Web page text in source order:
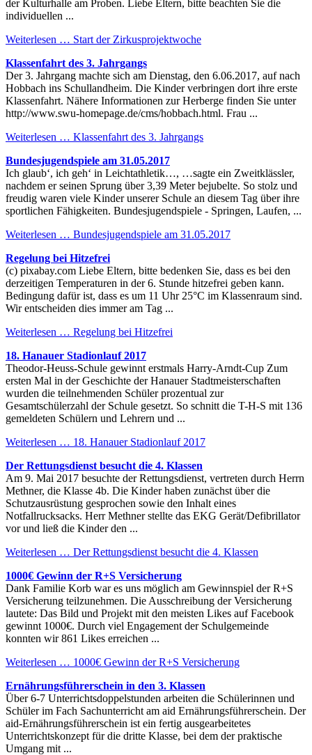
der Kulturhalle am Proben. Liebe Eltern, bitte beachten Sie die
individuellen ...
Weiterlesen … Start der Zirkusprojektwoche
Klassenfahrt des 3. Jahrgangs
Der 3. Jahrgang machte sich am Dienstag, den 6.06.2017, auf nach
Hobbach ins Schullandheim. Die Kinder verbringen dort ihre erste
Klassenfahrt. Nähere Informationen zur Herberge finden Sie unter
http://www.swu-homepage.de/cms/hobbach.html. Frau ...
Weiterlesen … Klassenfahrt des 3. Jahrgangs
Bundesjugendspiele am 31.05.2017
Ich glaub‘, ich geh‘ in Leichtathletik…, …sagte ein Zweitklässler,
nachdem er seinen Sprung über 3,39 Meter bejubelte. So stolz und
freudig waren viele Kinder unserer Schule an diesem Tag über ihre
sportlichen Fähigkeiten. Bundesjugendspiele - Springen, Laufen, ...
Weiterlesen … Bundesjugendspiele am 31.05.2017
Regelung bei Hitzefrei
(c) pixabay.com Liebe Eltern, bitte bedenken Sie, dass es bei den
derzeitigen Temperaturen in der 6. Stunde hitzefrei geben kann.
Bedingung dafür ist, dass es um 11 Uhr 25°C im Klassenraum sind.
Wir entscheiden dies immer am Tag ...
Weiterlesen … Regelung bei Hitzefrei
18. Hanauer Stadionlauf 2017
Theodor-Heuss-Schule gewinnt erstmals Harry-Arndt-Cup Zum
ersten Mal in der Geschichte der Hanauer Stadtmeisterschaften
wurden die teilnehmenden Schüler prozentual zur
Gesamtschülerzahl der Schule gesetzt. So schnitt die T-H-S mit 136
gemeldeten Schülern und Lehrern und ...
Weiterlesen … 18. Hanauer Stadionlauf 2017
Der Rettungsdienst besucht die 4. Klassen
Am 9. Mai 2017 besuchte der Rettungsdienst, vertreten durch Herrn
Methner, die Klasse 4b. Die Kinder haben zunächst über die
Schutzausrüstung gesprochen sowie den Inhalt eines
Notfallrucksacks. Herr Methner stellte das EKG Gerät/Defibrillator
vor und ließ die Kinder den ...
Weiterlesen … Der Rettungsdienst besucht die 4. Klassen
1000€ Gewinn der R+S Versicherung
Dank Familie Korb war es uns möglich am Gewinnspiel der R+S
Versicherung teilzunehmen. Die Ausschreibung der Versicherung
lautete: Das Bild und Projekt mit den meisten Likes auf Facebook
gewinnt 1000€. Durch viel Engagement der Schulgemeinde
konnten wir 861 Likes erreichen ...
Weiterlesen … 1000€ Gewinn der R+S Versicherung
Ernährungsführerschein in den 3. Klassen
Über 6-7 Unterrichtsdoppelstunden arbeiten die Schülerinnen und
Schüler im Fach Sachunterricht am aid Ernährungsführerschein. Der
aid-Ernährungsführerschein ist ein fertig ausgearbeitetes
Unterrichtskonzept für die dritte Klasse, bei dem der praktische
Umgang mit ...